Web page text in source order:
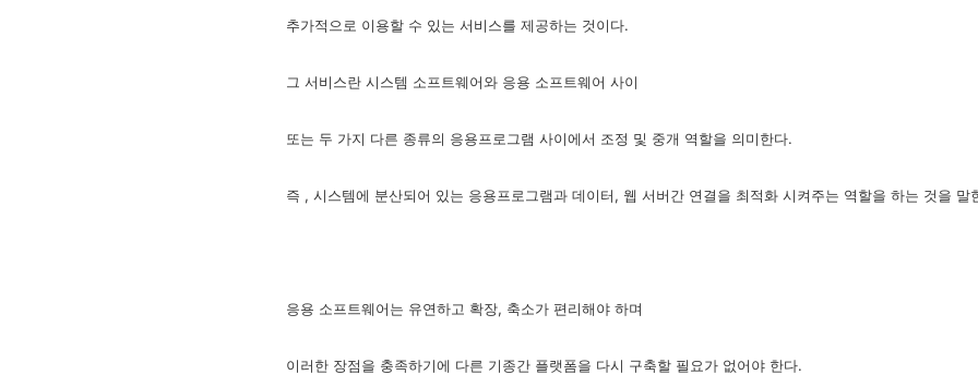
추가적으로 이용할 수 있는 서비스를 제공하는 것이다.
그 서비스란 시스템 소프트웨어와 응용 소프트웨어 사이
또는 두 가지 다른 종류의 응용프로그램 사이에서 조정 및 중개 역할을 의미한다.
즉 , 시스템에 분산되어 있는 응용프로그램과 데이터, 웹 서버간 연결을 최적화 시켜주는 역할을 하는 것을 말
응용 소프트웨어는 유연하고 확장, 축소가 편리해야 하며
이러한 장점을 충족하기에 다른 기종간 플랫폼을 다시 구축할 필요가 없어야 한다.